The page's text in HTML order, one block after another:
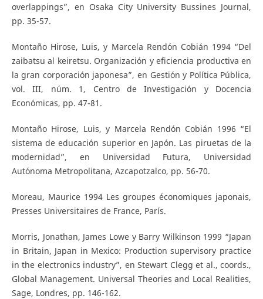
overlappings”, en Osaka City University Bussines Journal,
pp. 35-57.
Montaño Hirose, Luis, y Marcela Rendón Cobián 1994 “Del
zaibatsu al keiretsu. Organización y eficiencia productiva en
la gran corporación japonesa”, en Gestión y Política Pública,
vol. III, núm. 1, Centro de Investigación y Docencia
Económicas, pp. 47-81.
Montaño Hirose, Luis, y Marcela Rendón Cobián 1996 “El
sistema de educación superior en Japón. Las piruetas de la
modernidad”, en Universidad Futura, Universidad
Autónoma Metropolitana, Azcapotzalco, pp. 56-70.
Moreau, Maurice 1994 Les groupes économiques japonais,
Presses Universitaires de France, París.
Morris, Jonathan, James Lowe y Barry Wilkinson 1999 “Japan
in Britain, Japan in Mexico: Production supervisory practice
in the electronics industry”, en Stewart Clegg et al., coords.,
Global Management. Universal Theories and Local Realities,
Sage, Londres, pp. 146-162.